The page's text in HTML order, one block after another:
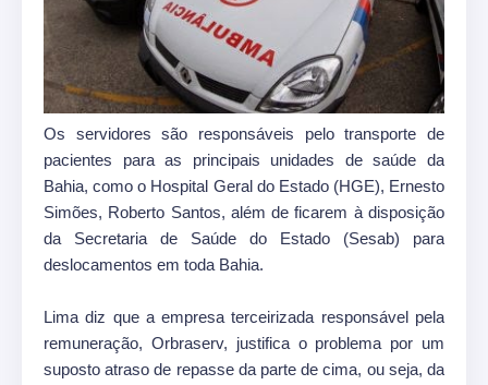
Os servidores são responsáveis pelo transporte de
pacientes para as principais unidades de saúde da
Bahia, como o Hospital Geral do Estado (HGE), Ernesto
Simões, Roberto Santos, além de ficarem à disposição
da Secretaria de Saúde do Estado (Sesab) para
deslocamentos em toda Bahia.
Lima diz que a empresa terceirizada responsável pela
remuneração, Orbraserv, justifica o problema por um
suposto atraso de repasse da parte de cima, ou seja, da